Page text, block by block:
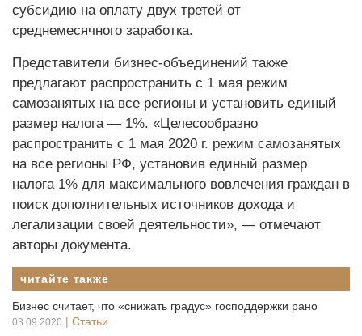
субсидию на оплату двух третей от
среднемесячного заработка.
Представители бизнес-объединений также
предлагают распространить с 1 мая режим
самозанятых на все регионы и установить единый
размер налога — 1%. «Целесообразно
распространить с 1 мая 2020 г. режим самозанятых
на все регионы РФ, установив единый размер
налога 1% для максимального вовлечения граждан в
поиск дополнительных источников дохода и
легализации своей деятельности», — отмечают
авторы документа.
читайте также
Бизнес считает, что «снижать градус» господдержки рано
03.09.2020 | Статьи